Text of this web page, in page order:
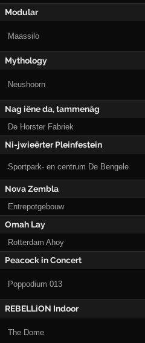
Modular
Maassilo
Mythology
Neushoorn
Nag iëne da, tammenâg
De Horster Fabriek
Ni-jwieërter Pleinfestein
Sportpark- en centrum De Bengele
Nova Zembla
Entrepotgebouw
Omah Lay
Rotterdam Ahoy
Peacock in Concert
Poppodium 013
REBELLiON Indoor
The Dome